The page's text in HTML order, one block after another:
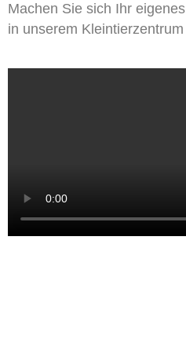
Machen Sie sich Ihr
in unserem